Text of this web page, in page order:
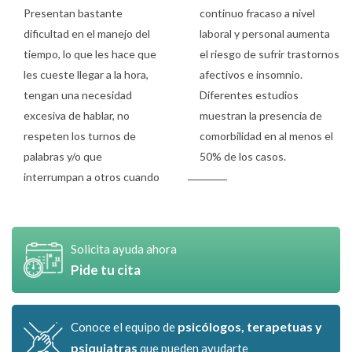
Presentan bastante
dificultad en el manejo del
tiempo, lo que les hace que
les cueste llegar a la hora,
tengan una necesidad
excesiva de hablar, no
respeten los turnos de
palabras y/o que
interrumpan a otros cuando
continuo fracaso a nivel
laboral y personal aumenta
el riesgo de sufrir trastornos
afectivos e insomnio.
Diferentes estudios
muestran la presencia de
comorbilidad en al menos el
50% de los casos.
Solicita ayuda ahora
Pide tu cita
Conoce el equipo de psicólogos, terapetuas y
psiquiatras que pueden ayudarte